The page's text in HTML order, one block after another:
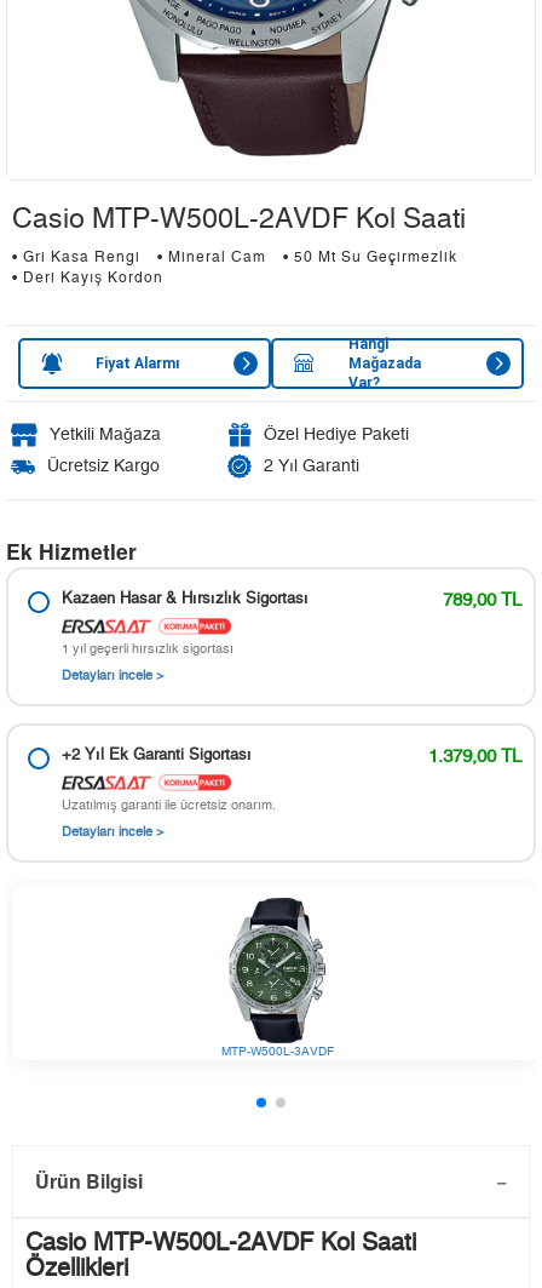
Casio MTP-W500L-2AVDF Kol Saati
• Gri Kasa Rengi • Mineral Cam
• 50 Mt Su Geçirmezlik
• Deri Kayış Kordon
Fiyat Alarmı
Hangi
Mağazada
Var?
Yetkili Mağaza
Özel Hediye Paketi
Ücretsiz Kargo
2 Yıl Garanti
Ek Hizmetler
Kazaen Hasar & Hırsızlık Sigortası 789,00 TL
1 yıl geçerli hırsızlık sigortası
Detayları incele >
+2 Yıl Ek Garanti Sigortası 1.379,00 TL
Uzatılmış garanti ile ücretsiz onarım.
Detayları incele >
MTP-W500L-3AVDF
Ürün Bilgisi
Casio MTP-W500L-2AVDF Kol Saati
Özellikleri